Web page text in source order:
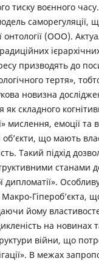
тиску воєнного часу.
саморегуляції,
(ООО).
призводять до
тертя»,
­новизна
складного
мислення, емоції та
об’єкти, що мають
Такий підхід
станами
дипломатії».
Макро-Гіпероб’єкта,
йому
на новинах
війни, що
В межах